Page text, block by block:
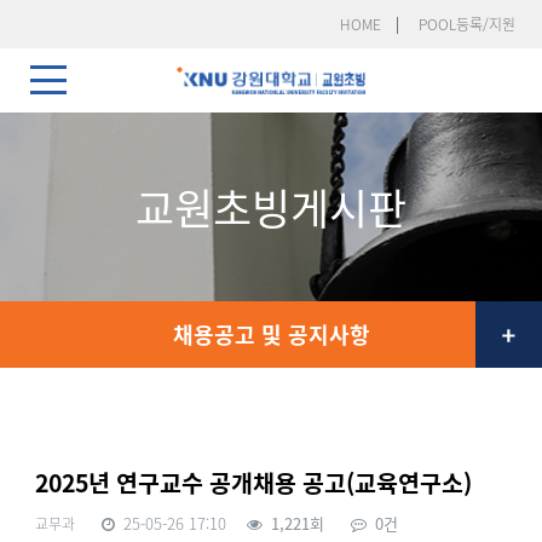
HOME POOL등록/지원
교원초빙게시판
채용공고 및 공지사항
2025년 연구교수 공개채용 공고(교육연구소)
교무과 25-05-26 17:10 1,221회 0건